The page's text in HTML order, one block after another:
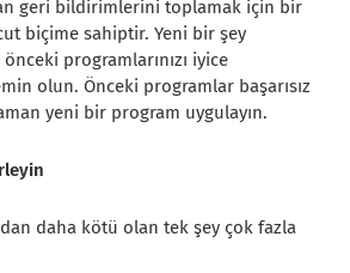
geri bildirimlerini toplamak için bir
biçime sahiptir. Yeni bir şey
programlarınızı iyice
olun. Önceki programlar başarısız
yeni bir program uygulayın.
daha kötü olan tek şey çok fazla